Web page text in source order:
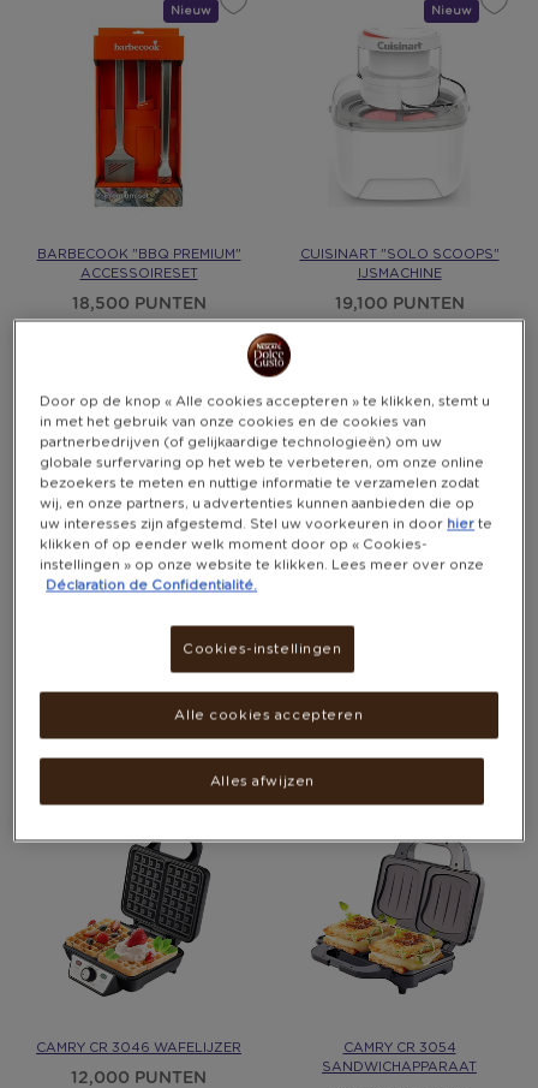
Nieuw
Cadeau
BARBECOOK "BBQ PREMIUM"
ACCESSOIRESET
18,500 PUNTEN
Nieuw
Cadeau
CUISINART "SOLO SCOOPS"
IJSMACHINE
19,100 PUNTEN
Nieuw
Cadeau
YETI "RAMBLER" REISBEKER
ADLER AD 4616 STAAFMIXER
CAMRY CR 3046 WAFELIJZER
12,000 PUNTEN
CAMRY CR 3054
SANDWICHAPPARAAT
Door op de knop « Alle cookies accepteren » te klikken, stemt u
in met het gebruik van onze cookies en de cookies van
partnerbedrijven (of gelijkaardige technologieën) om uw
globale surfervaring op het web te verbeteren, om onze online
bezoekers te meten en nuttige informatie te verzamelen zodat
wij, en onze partners, u advertenties kunnen aanbieden die op
uw interesses zijn afgestemd. Stel uw voorkeuren in door hier te
klikken of op eender welk moment door op « Cookies-
instellingen » op onze website te klikken. Lees meer over onze
Déclaration de Confidentialité.
Cookies-instellingen
Alles afwijzen
Alle cookies accepteren